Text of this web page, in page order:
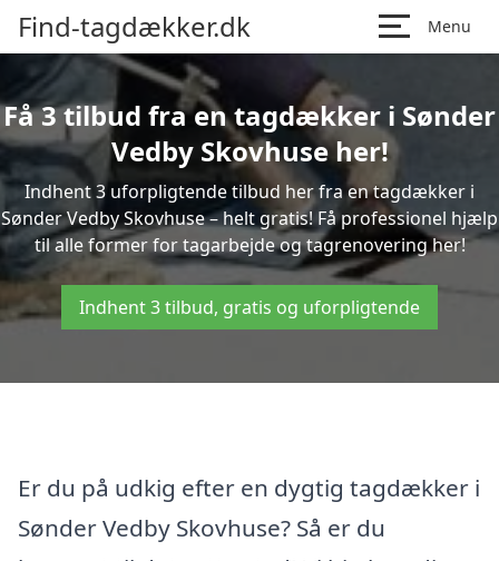
Find-tagdækker.dk Menu
Få 3 tilbud fra en tagdækker i Sønder
Vedby Skovhuse her!
Indhent 3 uforpligtende tilbud her fra en tagdækker i
Sønder Vedby Skovhuse – helt gratis! Få professionel hjælp
til alle former for tagarbejde og tagrenovering her!
Indhent 3 tilbud, gratis og uforpligtende
Er du på udkig efter en dygtig tagdækker i
Sønder Vedby Skovhuse? Så er du